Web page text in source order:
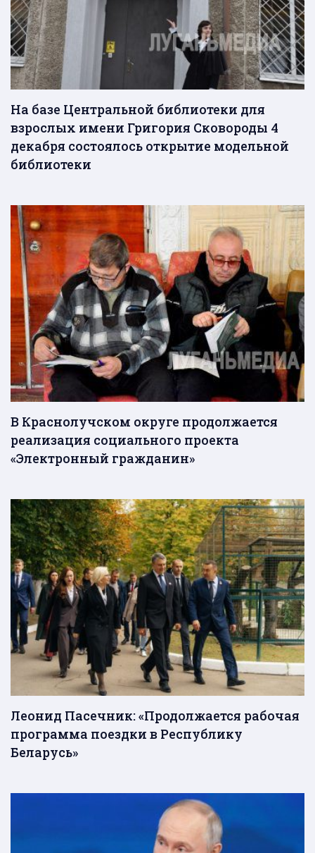
На базе Центральной библиотеки для
взрослых имени Григория Сковороды 4
декабря состоялось открытие модельной
библиотеки
В Краснолучском округе продолжается
реализация социального проекта
«Электронный гражданин»
Леонид Пасечник: «Продолжается рабочая
программа поездки в Республику
Беларусь»